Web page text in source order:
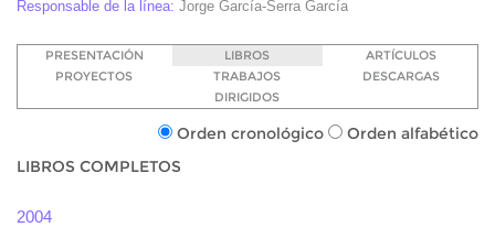
Responsable de la línea: Jorge García-Serra García
PRESENTACIÓN LIBROS
ARTÍCULOS
PROYECTOS
TRABAJOS
DIRIGIDOS
DESCARGAS
Orden cronológico
Orden alfabético
LIBROS COMPLETOS
2004